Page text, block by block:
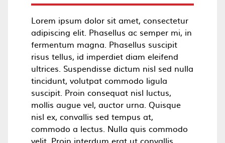
Lorem ipsum dolor sit amet, consectetur
adipiscing elit. Phasellus ac semper mi, in
fermentum magna. Phasellus suscipit
risus tellus, id imperdiet diam eleifend
ultrices. Suspendisse dictum nisl sed nulla
tincidunt, volutpat commodo ligula
suscipit. Proin consequat nisl luctus,
mollis augue vel, auctor urna. Quisque
nisl ex, convallis sed tempus at,
commodo a lectus. Nulla quis commodo
velit. Proin interdum erat ut convallis